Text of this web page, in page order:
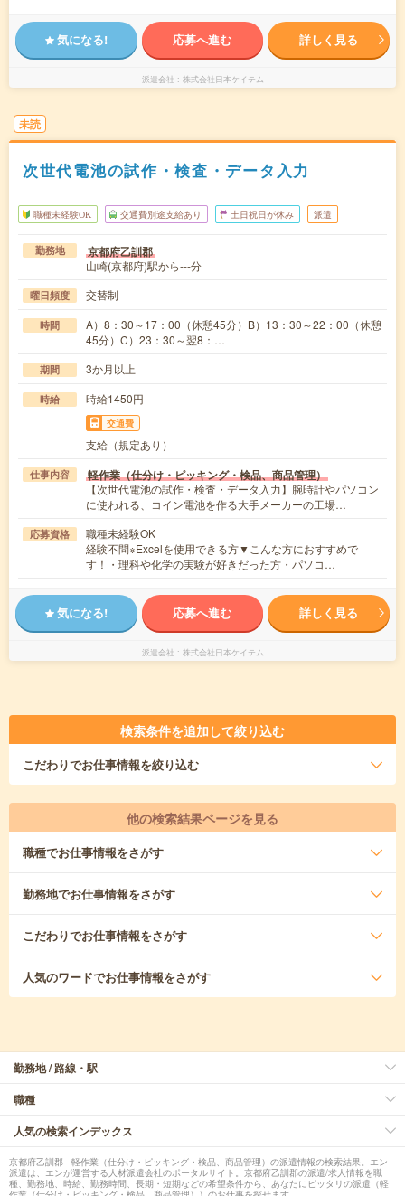
気になる! 応募へ進む 詳しく見る
派遣会社 株式会社日本ケイテム
未読
次世代電池の試作・検査・データ入力
職種未経験OK 交通費別途支給あり 土日祝日が休み 派遣
勤務地 京都府乙訓郡
山崎(京都府)駅から---分
曜日頻度 交替制
時間
A）8：30～17：00（休憩45分）B）13：30～22：00（休憩
45分）C）23：30～翌8：…
期間 3か月以上
時給 時給1450円
交通費
支給（規定あり）
仕事内容 軽作業（仕分け・ピッキング・検品、商品管理）
【次世代電池の試作・検査・データ入力】腕時計やパソコン
に使われる、コイン電池を作る大手メーカーの工場…
応募資格
職種未経験OK
経験不問※Excelを使用できる方▼こんな方におすすめで
す！・理科や化学の実験が好きだった方・パソコ…
気になる! 応募へ進む 詳しく見る
派遣会社 株式会社日本ケイテム
検索条件を追加して絞り込む
こだわりでお仕事情報を絞り込む
他の検索結果ページを見る
職種でお仕事情報をさがす
勤務地でお仕事情報をさがす
こだわりでお仕事情報をさがす
人気のワードでお仕事情報をさがす
勤務地 / 路線・駅
職種
人気の検索インデックス
京都府乙訓郡 - 軽作業（仕分け・ピッキング・検品、商品管理）の派遣情報の検索結果。エン
派遣は、エンが運営する人材派遣会社のポータルサイト。京都府乙訓郡の派遣/求人情報を職
種、勤務地、時給、勤務時間、長期・短期などの希望条件から、あなたにピッタリの派遣（軽